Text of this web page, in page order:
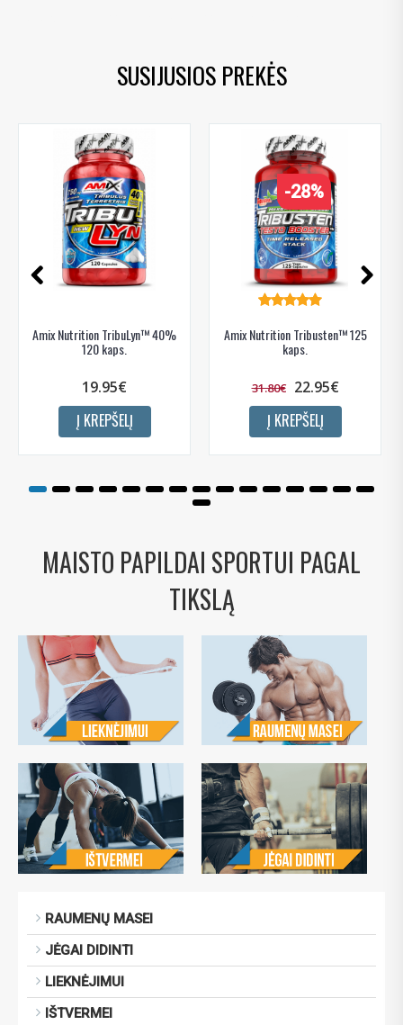
SUSIJUSIOS PREKĖS
Amix Nutrition TribuLyn™ 40%
120 kaps.
19.95€
Į KREPŠELĮ
-28%
Amix Nutrition Tribusten™ 125
kaps.
31.80€ 22.95€
Į KREPŠELĮ
MAISTO PAPILDAI SPORTUI PAGAL
TIKSLĄ
RAUMENŲ MASEI
JĖGAI DIDINTI
LIEKNĖJIMUI
IŠTVERMEI